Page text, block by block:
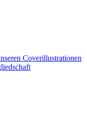
Coverillustrationen